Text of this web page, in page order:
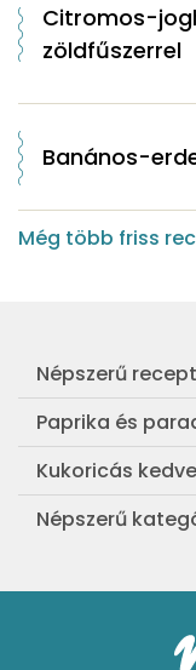
Citromos-
zöldfűszerrel
Banános-
Még több friss
Népszerű
Frankfurti leves
Egyszerű muffin
Aranygaluska
Egyszerű
Klasszikus madártej
Paprika és
Pan con Tomate
Paradicsom és
Paradicsomos
Paradicsomos
Kukoricás
Legfinomabb főtt
Bang bang
Szójás-vajas
Népszerű